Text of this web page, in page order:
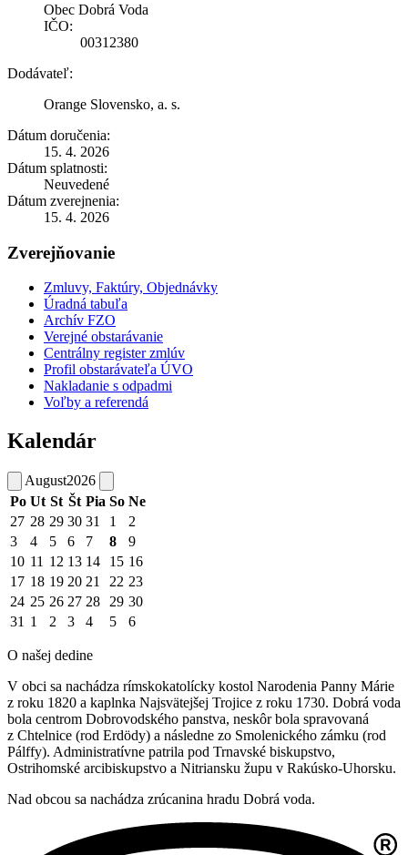
Obec Dobrá Voda
IČO:
00312380
Dodávateľ:
Orange Slovensko, a. s.
Dátum doručenia:
15. 4. 2026
Dátum splatnosti:
Neuvedené
Dátum zverejnenia:
15. 4. 2026
Zverejňovanie
Zmluvy, Faktúry, Objednávky
Úradná tabuľa
Archív FZO
Verejné obstarávanie
Centrálny register zmlúv
Profil obstarávateľa ÚVO
Nakladanie s odpadmi
Voľby a referendá
Kalendár
August2026
Po Ut St Št Pia So Ne
27 28 29 30 31 1
2
3
4 5 6 7 8
9
10 11 12 13 14 15 16
17 18 19 20 21 22 23
24 25 26 27 28 29 30
31 1 2 3 4 5 6
O našej dedine
V obci sa nachádza rímskokatolícky kostol Narodenia Panny Márie
z roku 1820 a kaplnka Najsvätejšej Trojice z roku 1730. Dobrá voda
bola centrom Dobrovodského panstva, neskôr bola spravovaná
z Chtelnice (rod Erdödy) a následne zo Smolenického zámku (rod
Pálffy). Administratívne patrila pod Trnavské biskupstvo,
Ostrihomské arcibiskupstvo a Nitriansku župu v Rakúsko-Uhorsku.
Nad obcou sa nachádza zrúcanina hradu Dobrá voda.